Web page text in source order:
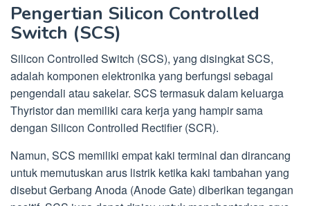
Pengertian Silicon Controlled
Switch (SCS)
Silicon Controlled Switch (SCS), yang disingkat SCS,
adalah komponen elektronika yang berfungsi sebagai
pengendali atau sakelar. SCS termasuk dalam keluarga
Thyristor dan memiliki cara kerja yang hampir sama
dengan Silicon Controlled Rectifier (SCR).
Namun, SCS memiliki empat kaki terminal dan dirancang
untuk memutuskan arus listrik ketika kaki tambahan yang
disebut Gerbang Anoda (Anode Gate) diberikan tegangan